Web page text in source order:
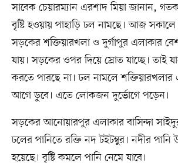
সাবেক চেয়ারম্যান এরশাদ মিয়া জানান,
বৃষ্টি হওয়ায় পাহাড়ি ঢল নামছে। আজ সকালে
সড়কের শক্তিয়ারখলা ও দুর্গাপুর এলাকার
যায়। সড়কের ওপর দিয়ে স্রোত যাচ্ছে। তাই
করতে পারছে না। ঢল নামলে
আগে ডুবে। এতে লোকজন দুর্ভোগে পড়েন।
সড়কের আনোয়ারপুর এলাকার বাসিন্দা
ঢলের পানিতে রক্তি নদ টইটম্বুর। নদীর
হয়েছে। বৃষ্টি কমলে পানি নেমে যাবে।